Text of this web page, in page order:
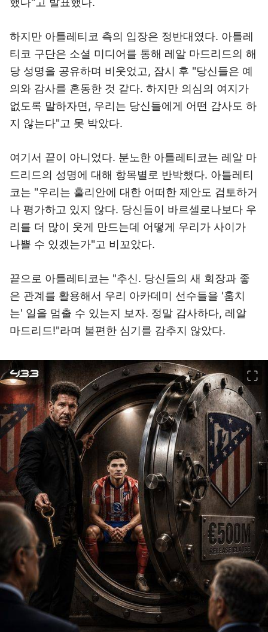
하지만 아틀레티코 측의 입장은 정반대였다. 아틀레
티코 구단은 소셜 미디어를 통해 레알 마드리드의 해
당 성명을 공유하며 비웃었고, 잠시 후 "당신들은 예
의와 감사를 혼동한 것 같다. 하지만 의심의 여지가
없도록 말하자면, 우리는 당신들에게 어떤 감사도 하
지 않는다"고 못 박았다.
여기서 끝이 아니었다. 분노한 아틀레티코는 레알 마
드리드의 성명에 대해 항목별로 반박했다. 아틀레티
코는 "우리는 훌리안에 대한 어떠한 제안도 검토하거
나 평가하고 있지 않다. 당신들이 바르셀로나보다 우
리를 더 많이 웃게 만드는데 어떻게 우리가 사이가
나쁠 수 있겠는가"고 비꼬았다.
끝으로 아틀레티코는 "추신. 당신들의 새 회장과 좋
은 관계를 활용해서 우리 아카데미 선수들을 '훔치
는' 일을 멈출 수 있는지 보자. 정말 감사하다, 레알
마드리드!"라며 불편한 심기를 감추지 않았다.